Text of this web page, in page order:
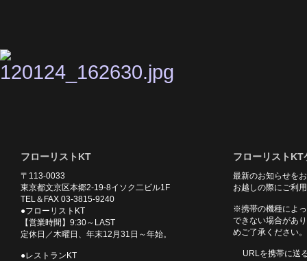
フローリストKT
〒113-0033
東京都文京区本郷2-19-8イソク二ビル1F
TEL＆FAX 03-3815-9240
●フローリストKT
【営業時間】9:30～LAST
定休日／木曜日、年末12月31日～年始。
●レストランKT
フローリストKT
最新のお知らせを
お越しの際にご利
※携帯の機種によ
できない場合があ
めご了承ください。
URLを携帯に送